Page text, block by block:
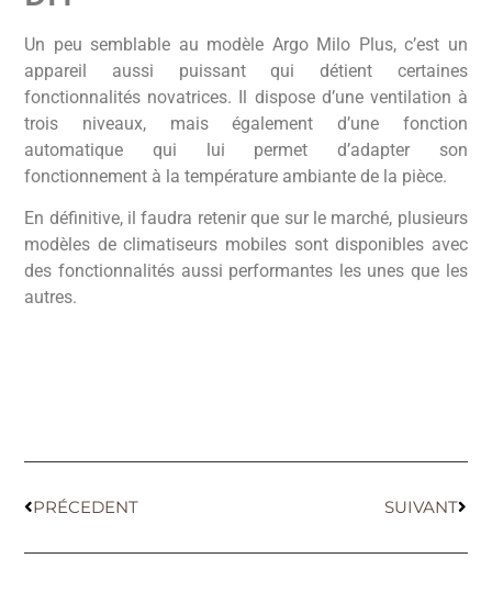
Un peu semblable au modèle Argo Milo Plus, c’est un
appareil aussi puissant qui détient certaines
fonctionnalités novatrices. Il dispose d’une ventilation à
trois niveaux, mais également d’une fonction
automatique qui lui permet d’adapter son
fonctionnement à la température ambiante de la pièce.
En définitive, il faudra retenir que sur le marché, plusieurs
modèles de climatiseurs mobiles sont disponibles avec
des fonctionnalités aussi performantes les unes que les
autres.
PRÉCEDENT SUIVANT